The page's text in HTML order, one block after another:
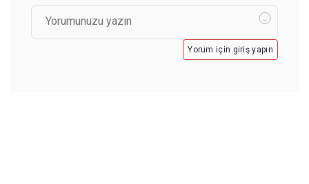
Yorum için giriş yapın